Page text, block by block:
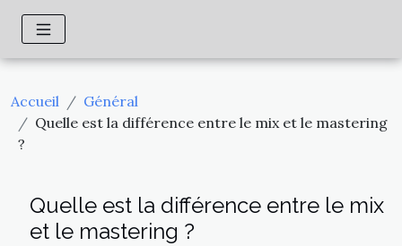
Accueil
Général
Quelle est la différence entre le mix et le mastering
?
Quelle est la différence entre le mix
et le mastering ?